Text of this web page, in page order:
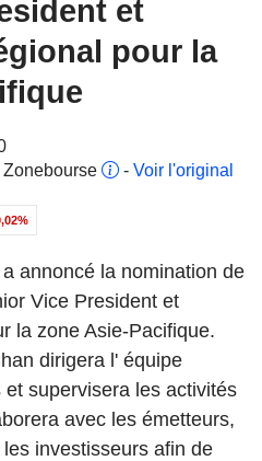
et
pour la
Zonebourse
- Voir l'original
annoncé la nomination de
Vice President et
la zone Asie-Pacifique.
dirigera l' équipe
supervisera les activités
avec les émetteurs,
investisseurs afin de